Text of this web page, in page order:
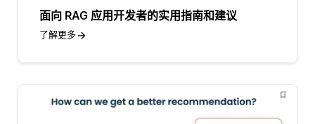
面向 RAG 应用开发者的实用指南和建议
了解更多